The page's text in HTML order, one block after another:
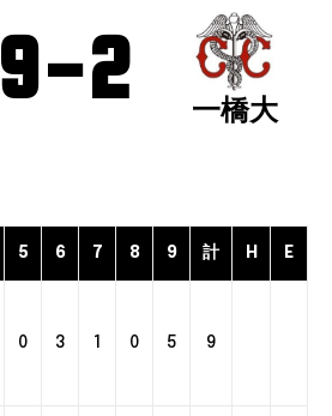
9-2 一橋大
5 6 7 8 9 計 H E
0 3 1 0 5 9